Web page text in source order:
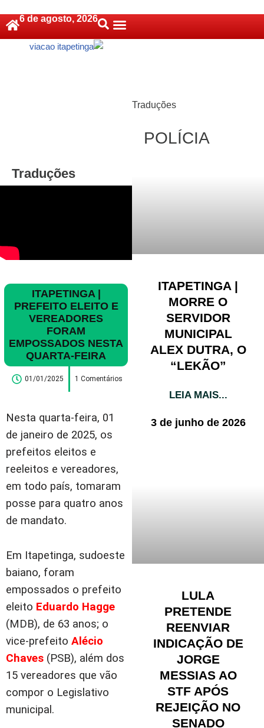
Pular
6 de agosto, 2026
Traduções
ITAPETINGA |
PREFEITO ELEITO E
VEREADORES
FORAM
EMPOSSADOS NESTA
QUARTA-FEIRA
01/01/2025 1 Comentários
Nesta quarta-feira, 01
de janeiro de 2025, os
prefeitos eleitos e
reeleitos e vereadores,
em todo país, tomaram
posse para quatro anos
de mandato.
Em Itapetinga, sudoeste
baiano, foram
empossados o prefeito
eleito Eduardo Hagge
(MDB), de 63 anos; o
vice-prefeito Alécio
Chaves (PSB), além dos
15 vereadores que vão
compor o Legislativo
municipal.
Traduções
POLÍCIA
ITAPETINGA |
MORRE O
SERVIDOR
MUNICIPAL
ALEX DUTRA, O
“LEKÃO”
LEIA MAIS...
3 de junho de 2026
LULA
PRETENDE
REENVIAR
INDICAÇÃO DE
JORGE
MESSIAS AO
STF APÓS
REJEIÇÃO NO
SENADO